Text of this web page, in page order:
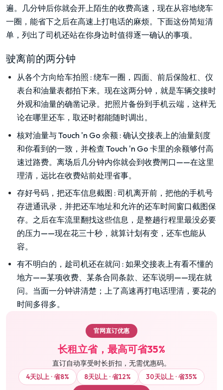
遍。几分钟后你就会开上陌生的收费高速，现在从容地绕车
一圈，能省下之后在高速上打电话的麻烦。下面这份简短清
单，列出了司机还站在你身边时值得逐一确认的事项。
驶离前的两分钟
从各个方向给车拍照 : 绕车一圈，四面、前后保险杠、仪
表台和油量表都拍下来。现在这两分钟，就是车辆交接时
外观和油量的确凿记录。把照片备份到手机云端，这样无
论在哪里还车，取还时都能随时调出。
核对油量与 Touch 'n Go 余额 : 确认交接表上的油量刻度
和你看到的一致，并检查 Touch 'n Go 卡里的余额够付高
速过路费。离场后几分钟内你就会到收费闸口——在这里
理清，远比在收费站前处理省事。
存好号码，把还车信息截图 : 司机离开前，把他的手机号
存进通讯录，并把还车地址和允许的还车时间窗口截图保
存。之后在车流里翻找这些信息，是整趟行程里最没必要
的压力——现在花三十秒，就算计划有变，还车也能从
容。
有不明白的，趁司机还在就问 : 如果交接表上有看不懂的
地方——某项收费、某条合同条款、还车说明——现在就
问。当面一分钟讲清楚；上了高速再打电话理清，要花的
时间多得多。
官网直订优惠
长租立省，最高可省35%
直订自动享受时长折扣，无需优惠码。
4天以上 · 省8% 8天以上 · 省12% 30天以上 · 省35%